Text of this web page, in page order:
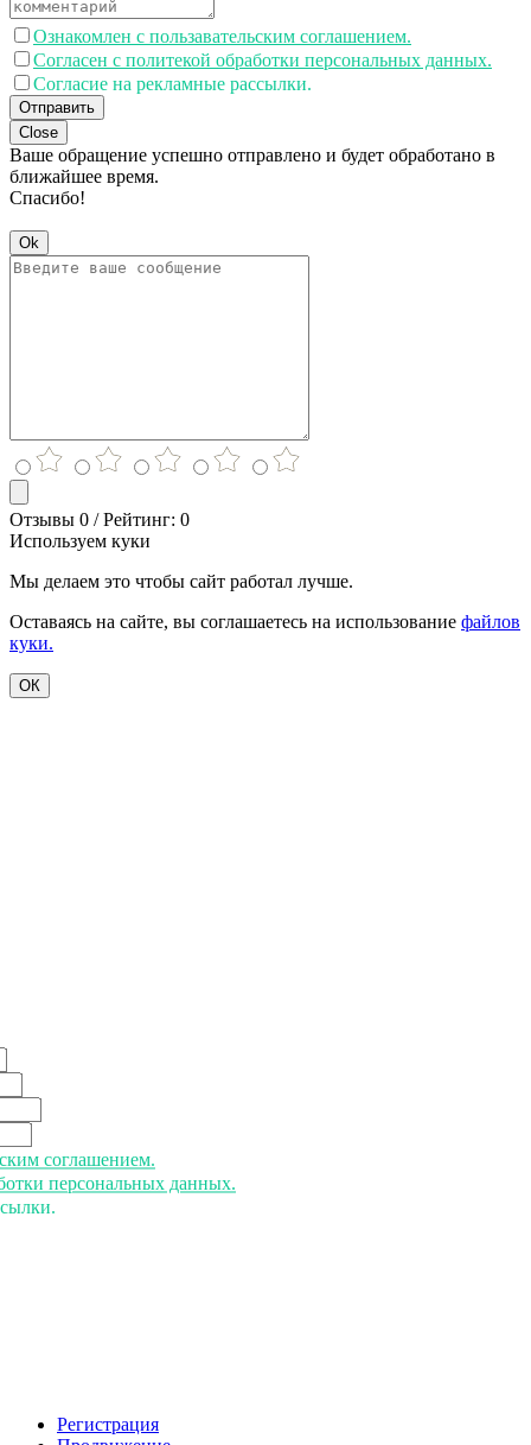
Ознакомлен с пользавательским соглашением.
Согласен с политекой обработки персональных данных.
Согласие на рекламные рассылки.
Отправить
Close
Ваше обращение успешно отправлено и будет обработано в
ближайшее время.
Спасибо!
Ok
Отзывы 0 / Рейтинг: 0
Используем куки
Мы делаем это чтобы сайт работал лучше.
Оставаясь на сайте, вы соглашаетесь на использование файлов
куки.
ОК
соглашением.
персональных данных.
Регистрация